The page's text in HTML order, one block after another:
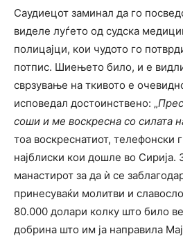
Саудиецот заминал да го
виделе луѓето од судска
полицајци, кои чудото го
потпис. Шиењето било, и е
сврзување на ткивото е
исповедал достоинствено: „
соши и ме воскресна со силата
тоа воскреснатиот, телефонски
најблиски кои дошле во Сирија.
манастирот за да ѝ се
принесуваќи молитви и
80.000 долари колку што било
добрина што им ја направила